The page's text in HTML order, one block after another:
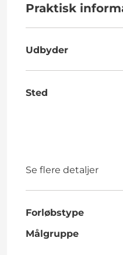
Praktisk
Udbyder
Sted
Se flere detaljer
Forløbstype
Målgruppe